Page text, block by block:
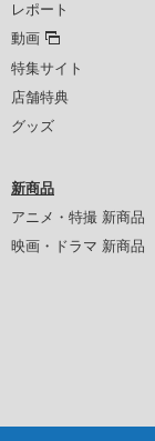
レポート
動画
特集サイト
店舗特典
グッズ
新商品
アニメ・特撮 新商品
映画・ドラマ 新商品